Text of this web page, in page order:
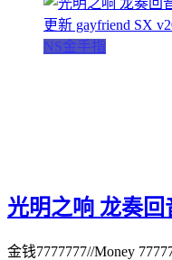
NS金手指
光明之响 龙奏回
金钱7777777//Money